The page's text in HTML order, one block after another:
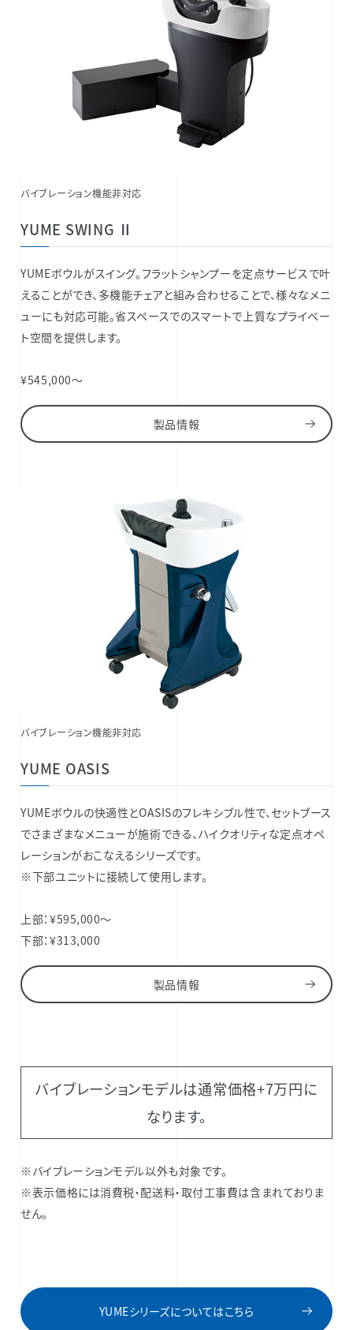
バイブレーション機能非対応
YUME SWING Ⅱ
YUMEボウルがスイング。フラットシャンプーを定点サービスで叶
えることができ、多機能チェアと組み合わせることで、様々なメニ
ューにも対応可能。省スペースでのスマートで上質なプライベー
ト空間を提供します。
¥545,000～
製品情報
バイブレーション機能非対応
YUME OASIS
YUMEボウルの快適性とOASISのフレキシブル性で、セットブース
でさまざまなメニューが施術できる、ハイクオリティな定点オペ
レーションがおこなえるシリーズです。
※下部ユニットに接続して使用します。
上部：¥595,000～
下部：¥313,000
製品情報
バイブレーションモデルは通常価格+7万円に
なります。
※バイブレーションモデル以外も対象です。
※表示価格には消費税・配送料・取付工事費は含まれておりま
せん。
YUMEシリーズについてはこちら